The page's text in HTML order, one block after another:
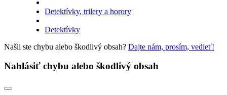
Detektívky, trilery a horory
Detektívky
Našli ste chybu alebo škodlivý obsah? Dajte nám, prosím, vedieť!
Nahlásiť chybu alebo škodlivý obsah